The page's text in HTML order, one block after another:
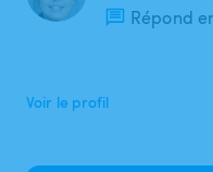
Répond
Voir le profil